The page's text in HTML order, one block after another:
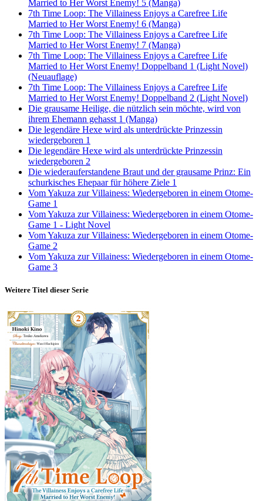
Married to Her Worst Enemy! 5 (Manga)
7th Time Loop: The Villainess Enjoys a Carefree Life
Married to Her Worst Enemy! 6 (Manga)
7th Time Loop: The Villainess Enjoys a Carefree Life
Married to Her Worst Enemy! 7 (Manga)
7th Time Loop: The Villainess Enjoys a Carefree Life
Married to Her Worst Enemy! Doppelband 1 (Light Novel)
(Neuauflage)
7th Time Loop: The Villainess Enjoys a Carefree Life
Married to Her Worst Enemy! Doppelband 2 (Light Novel)
Die grausame Heilige, die nützlich sein möchte, wird von
ihrem Ehemann gehasst 1 (Manga)
Die legendäre Hexe wird als unterdrückte Prinzessin
wiedergeboren 1
Die legendäre Hexe wird als unterdrückte Prinzessin
wiedergeboren 2
Die wiederauferstandene Braut und der grausame Prinz: Ein
schurkisches Ehepaar für höhere Ziele 1
Vom Yakuza zur Villainess: Wiedergeboren in einem Otome-
Game 1
Vom Yakuza zur Villainess: Wiedergeboren in einem Otome-
Game 1 - Light Novel
Vom Yakuza zur Villainess: Wiedergeboren in einem Otome-
Game 2
Vom Yakuza zur Villainess: Wiedergeboren in einem Otome-
Game 3
Weitere Titel dieser Serie